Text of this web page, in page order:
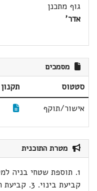
גוף מתכנן
אדר'
מסמכים
סטטוס תקנון
אישור/תוקף
מטרת התוכנית